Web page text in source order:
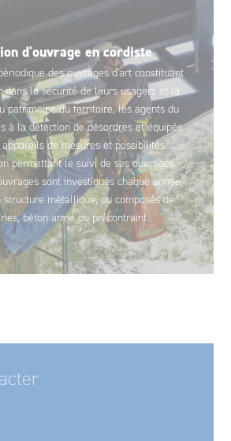
d'ouvrage en cordiste
des ouvrages d'art constituant
dans la sécurité de leurs usagers et la
patrimoine du territoire, les agents du
à la détection de désordres et équipés
de mesures et possibilités
permettant le suivi de ses ouvrages.
sont investigués chaque année,
structure métallique, ou composés de
béton armé ou précontraint.